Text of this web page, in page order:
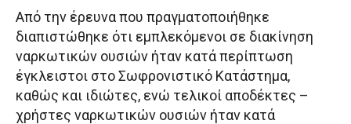
Από την έρευνα που πραγματοποιήθηκε
διαπιστώθηκε ότι εμπλεκόμενοι σε διακίνηση
ναρκωτικών ουσιών ήταν κατά περίπτωση
έγκλειστοι στο Σωφρονιστικό Κατάστημα,
καθώς και ιδιώτες, ενώ τελικοί αποδέκτες –
χρήστες ναρκωτικών ουσιών ήταν κατά